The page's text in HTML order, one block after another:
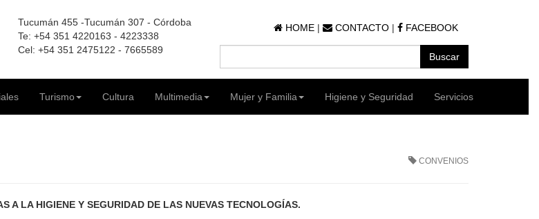
Tucumán 455 -Tucumán 307 - Córdoba
Te: +54 351 4220163 - 4223338
Cel: +54 351 2475122 - 7665589
HOME | CONTACTO | FACEBOOK
Turismo Cultura Multimedia Mujer y Familia Higiene y Seguridad Servicios
CONVENIOS
A LA HIGIENE Y SEGURIDAD DE LAS NUEVAS TECNOLOGÍAS.